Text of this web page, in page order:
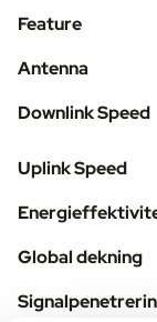
Feature
Antenna
Downlink Speed
Uplink Speed
Global dekning